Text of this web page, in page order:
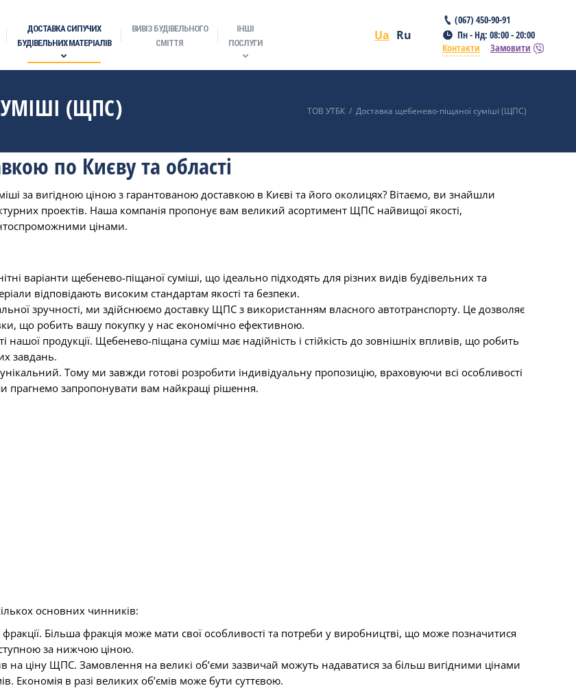
ДОСТАВКА СИПУЧИХ
БУДІВЕЛЬНИХ МАТЕРІАЛІВ
ВИВІЗ БУДІВЕЛЬНОГО
СМІТТЯ
ІНШІ
ПОСЛУГИ
Ua Ru
(067) 450-90-91
Пн - Нд: 08:00 - 20:00
Контакти
Замовити
(ЩПС) ТОВ УТБК / Доставка щебенево-піщаної суміші (ЩПС)
по Києву та області
за вигідною ціною з гарантованою доставкою в Києві та його околицях? Вітаємо, ви знайшли
проектів. Наша компанія пропонує вам великий асортимент ЩПС найвищої якості,
цінами.
варіанти щебенево-піщаної суміші, що ідеально підходять для різних видів будівельних та
відповідають високим стандартам якості та безпеки.
зручності, ми здійснюємо доставку ЩПС з використанням власного автотранспорту. Це дозволяє
що робить вашу покупку у нас економічно ефективною.
нашої продукції. Щебенево-піщана суміш має надійність і стійкість до зовнішніх впливів, що робить
завдань.
Тому ми завжди готові розробити індивідуальну пропозицію, враховуючи всі особливості
прагнемо запропонувати вам найкращі рішення.
основних чинників:
Більша фракція може мати свої особливості та потреби у виробництві, що може позначитися
за нижчою ціною.
ціну ЩПС. Замовлення на великі об’єми зазвичай можуть надаватися за більш вигідними цінами
Економія в разі великих об’ємів може бути суттєвою.